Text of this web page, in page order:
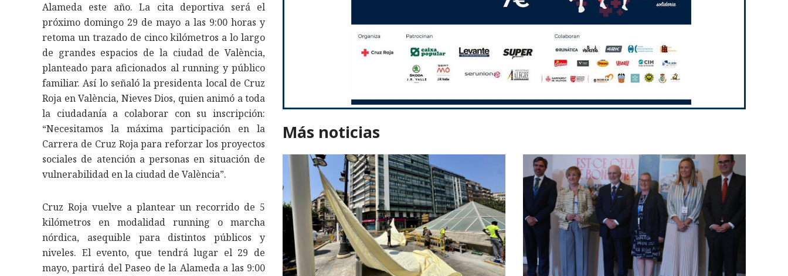
Alameda este año. La cita deportiva será el
próximo domingo 29 de mayo a las 9:00 horas y
retoma un trazado de cinco kilómetros a lo largo
de grandes espacios de la ciudad de València,
planteado para aficionados al running y público
familiar. Así lo señaló la presidenta local de Cruz
Roja en València, Nieves Dios, quien animó a toda
la ciudadanía a colaborar con su inscripción:
“Necesitamos la máxima participación en la
Carrera de Cruz Roja para reforzar los proyectos
sociales de atención a personas en situación de
vulnerabilidad en la ciudad de València”.
Cruz Roja vuelve a plantear un recorrido de 5
kilómetros en modalidad running o marcha
nórdica, asequible para distintos públicos y
niveles. El evento, que tendrá lugar el 29 de
mayo, partirá del Paseo de la Alameda a las 9:00
Más noticias